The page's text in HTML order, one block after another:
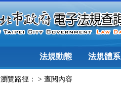
法規動態 法規體系
瀏覽路徑： > 查閱內容